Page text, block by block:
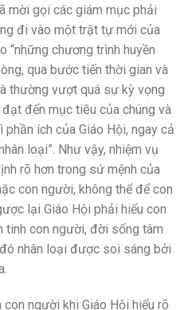
mời gọi các giám mục phải
đi vào một trật tự mới của
“những chương trình huyền
qua bước tiến thời gian và
thường vượt quá sự kỳ vọng
đến mục tiêu của chúng và
ích của Giáo Hội, ngay cả
loại”. Như vậy, nhiệm vụ
rõ hơn trong sứ mệnh của
con người, không thể để con
lại Giáo Hội phải hiểu con
tinh con người, đời sống tâm
nhân loại được soi sáng bởi
người khi Giáo Hội hiểu rõ